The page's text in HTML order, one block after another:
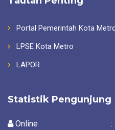
Portal Pemerintah Kota
LPSE Kota Metro
LAPOR
Statistik Pengunjung
Online :